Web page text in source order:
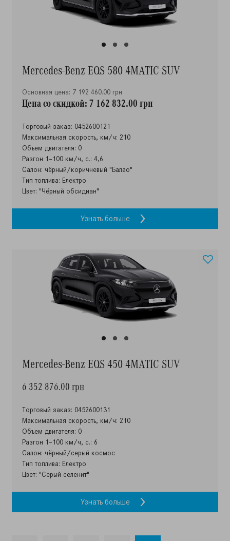
Mercedes-Benz EQS 580 4MATIC SUV
Основная цена: 7 192 460.00 грн
Цена со скидкой: 7 162 832.00 грн
Торговый заказ: 0452600121
Максимальная скорость, км/ч: 210
Объем двигателя: 0
Разгон 1–100 км/ч, с.: 4,6
Салон: чёрный/коричневый "Балао"
Тип топлива: Електро
Цвет: "Чёрный обсидиан"
Узнать больше
Mercedes-Benz EQS 450 4MATIC SUV
6 352 876.00 грн
Торговый заказ: 0452600131
Максимальная скорость, км/ч: 210
Объем двигателя: 0
Разгон 1–100 км/ч, с.: 6
Салон: чёрный/серый космос
Тип топлива: Електро
Цвет: "Серый селенит"
Узнать больше